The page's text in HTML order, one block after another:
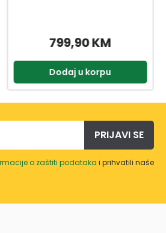
82,95 KM
Dodaj u korpu
PRIJAVI SE
o zaštiti podataka i prihvatili naše